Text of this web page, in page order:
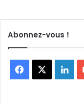
Abonnez-vous !
Facebook